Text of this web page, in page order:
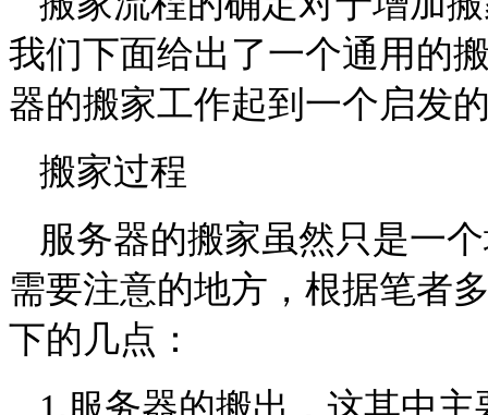
我们下面给出了一个通用的
器的搬家工作起到一个启发
搬家过程
服务器的搬家虽然只是一
需要注意的地方，根据笔者
下的几点：